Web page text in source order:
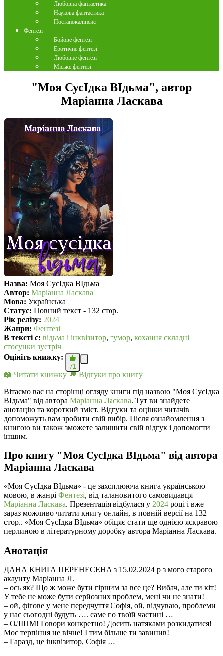
Любовна фантастика
Наукова фантастика
Постапокаліпсис
Фентезі
Бойове фентезі
Еротичне фентезі
Любовне фентезі
Міське фентезі
"Моя СусІдка ВІдьма", автор
Маріанна Ласкава
Назва: Моя СусІдка ВІдьма
Автор: Маріанна Ласкава
Мова: Українська
Статус: Повний текст - 132 стор.
Рік релізу: 2024
Жанри: Фентезі
В текcті є: відьма і інквізитор, гумор, кохання складні
стосунки зустріч
Оцініть книжку:
71
📖 Читати книжку 💬 Відгуки про книгу
Вітаємо вас на сторінці огляду книги під назвою "Моя СусІдка
ВІдьма" від автора Маріанна Ласкава. Тут ви знайдете
анотацію та короткий зміст. Відгуки та оцінки читачів
допоможуть вам зробити свій вибір. Після ознайомлення з
книгою ви також зможете залишити свій відгук і допомогти
іншим.
Про книгу "Моя СусІдка ВІдьма" від автора
Маріанна Ласкава
«Моя СусІдка ВІдьма» - це захоплююча книга українською
мовою, в жанрі Фентезі, від талановитого самовидавця
Маріанна Ласкава. Презентація відбулася у 2024 році і вже
зараз можливо читати книгу онлайн, в повній версії на 132
стор.. «Моя СусІдка ВІдьма» обіцяє стати ще однією яскравою
перлиною в літературному доробку автора Маріанна Ласкава.
Анотація
ДАНА КНИГА ПЕРЕНЕСЕНА з 15.02.2024 р з мого старого
акаунту Маріанна Л.
– ось як? Що ж може бути гіршим за все це? Вибач, але ти кіт!
У тебе не може бути серйозних проблем, мені чи не знати!
– ой, фігове у мене передчуття Софія, ой, відчуваю, проблеми
у нас сьогодні будуть …. саме по твоїй частині …
– ОЛІПМ! Говори конкретно! Досить натяками розкидатися!
Моє терпіння не вічне! І тим більше ти завинив!
– Гаразд, це інквізитор, Софія …